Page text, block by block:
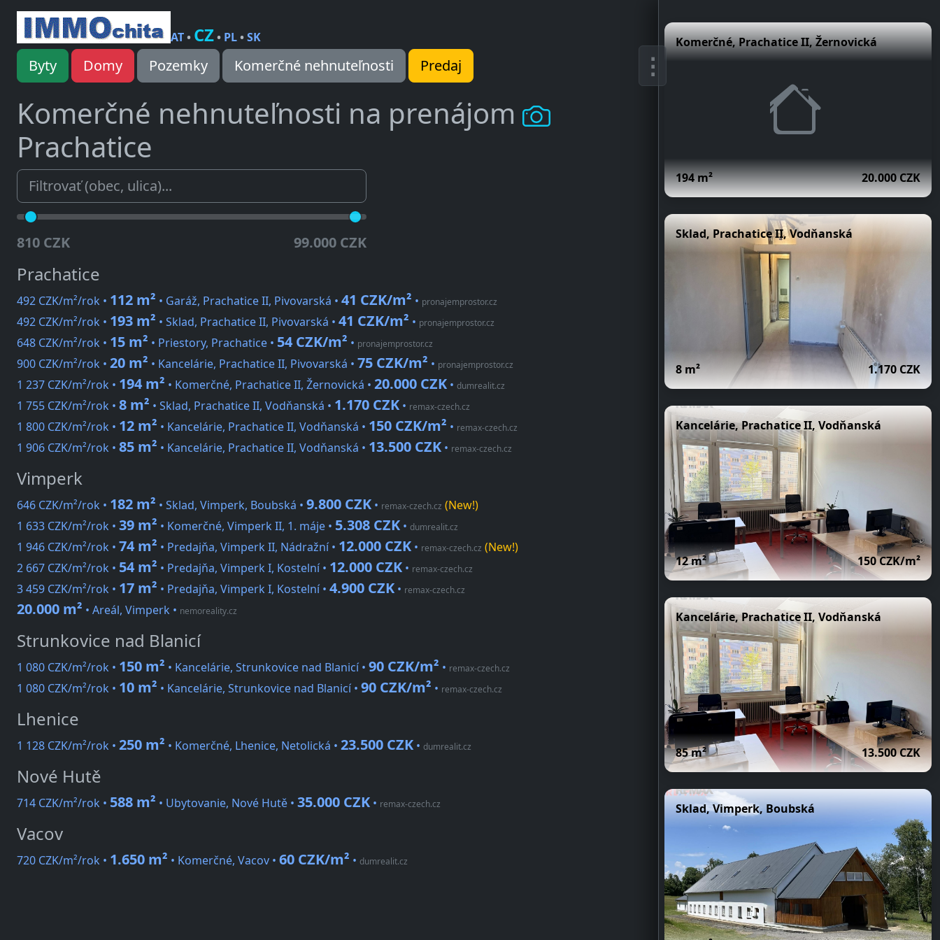
AT• CZ• PL•SK
Byty Domy Pozemky Komerčné nehnuteľnosti Predaj
Komerčné nehnuteľnosti na prenájom
Prachatice
810 CZK 99.000 CZK
Prachatice
492 CZK/m²/rok • 112 m² • Garáž, Prachatice II, Pivovarská • 41 CZK/m² • pronajemprostor.cz
492 CZK/m²/rok • 193 m² • Sklad, Prachatice II, Pivovarská • 41 CZK/m² • pronajemprostor.cz
648 CZK/m²/rok • 15 m² • Priestory, Prachatice • 54 CZK/m² • pronajemprostor.cz
900 CZK/m²/rok • 20 m² • Kancelárie, Prachatice II, Pivovarská • 75 CZK/m² • pronajemprostor.cz
1 237 CZK/m²/rok • 194 m² • Komerčné, Prachatice II, Žernovická • 20.000 CZK • dumrealit.cz
1 755 CZK/m²/rok • 8 m² • Sklad, Prachatice II, Vodňanská • 1.170 CZK • remax-czech.cz
1 800 CZK/m²/rok • 12 m² • Kancelárie, Prachatice II, Vodňanská • 150 CZK/m² • remax-czech.cz
1 906 CZK/m²/rok • 85 m² • Kancelárie, Prachatice II, Vodňanská • 13.500 CZK • remax-czech.cz
Vimperk
646 CZK/m²/rok • 182 m² • Sklad, Vimperk, Boubská • 9.800 CZK • remax-czech.cz (New!)
1 633 CZK/m²/rok • 39 m² • Komerčné, Vimperk II, 1. máje • 5.308 CZK • dumrealit.cz
1 946 CZK/m²/rok • 74 m² • Predajňa, Vimperk II, Nádražní • 12.000 CZK • remax-czech.cz (New!)
2 667 CZK/m²/rok • 54 m² • Predajňa, Vimperk I, Kostelní • 12.000 CZK • remax-czech.cz
3 459 CZK/m²/rok • 17 m² • Predajňa, Vimperk I, Kostelní • 4.900 CZK • remax-czech.cz
20.000 m² • Areál, Vimperk • nemoreality.cz
Strunkovice nad Blanicí
1 080 CZK/m²/rok • 150 m² • Kancelárie, Strunkovice nad Blanicí • 90 CZK/m² • remax-czech.cz
1 080 CZK/m²/rok • 10 m² • Kancelárie, Strunkovice nad Blanicí • 90 CZK/m² • remax-czech.cz
Lhenice
1 128 CZK/m²/rok • 250 m² • Komerčné, Lhenice, Netolická • 23.500 CZK • dumrealit.cz
Nové Hutě
714 CZK/m²/rok • 588 m² • Ubytovanie, Nové Hutě • 35.000 CZK • remax-czech.cz
Vacov
720 CZK/m²/rok • 1.650 m² • Komerčné, Vacov • 60 CZK/m² • dumrealit.cz